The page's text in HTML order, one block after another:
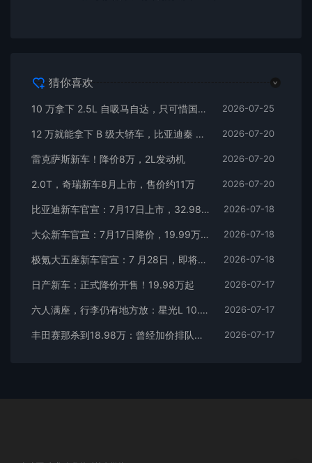
猜你喜欢
10 万拿下 2.5L 自吸马自达，只可惜国内暂时没份 2026-07-25
12 万就能拿下 B 级大轿车，比亚迪秦 MAX 直接打乱合资定价逻辑 2026-07-20
雷克萨斯新车！降价8万，2L发动机 2026-07-20
2.0T，奇瑞新车8月上市，售价约11万 2026-07-20
比亚迪新车官宣：7月17日上市，32.98万元 2026-07-18
大众新车官宣：7月17日降价，19.99万元起 2026-07-18
极氪大五座新车官宣：7 月28日，即将上市 2026-07-18
日产新车：正式降价开售！19.98万起 2026-07-17
六人满座，行李仍有地方放：星光L 10.98万元起 2026-07-17
丰田赛那杀到18.98万：曾经加价排队的MPV，这次真把价格打下来了 2026-07-17